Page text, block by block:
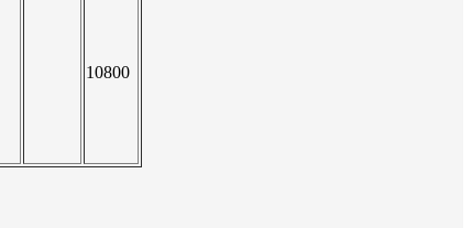
10800